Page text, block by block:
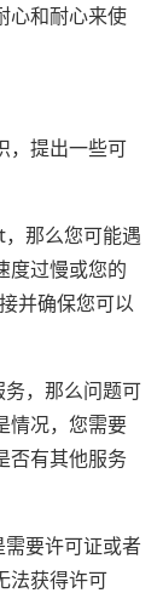
心和耐心来使
，提出一些可
那么您可能遇
度过慢或您的
并确保您可以
，那么问题可
情况，您需要
否有其他服务
要许可证或者
法获得许可